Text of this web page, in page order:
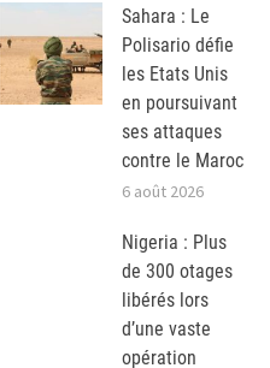
Sahara : Le
Polisario défie
les Etats Unis
en poursuivant
ses attaques
contre le Maroc
6 août 2026
Nigeria : Plus
de 300 otages
libérés lors
d’une vaste
opération